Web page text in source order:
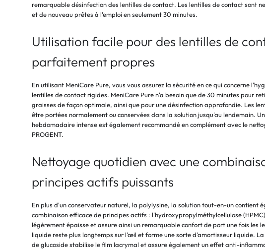
remarquable désinfection des lentilles de contact. Les lentilles de contact sont
et de nouveau prêtes à l'emploi en seulement 30 minutes.
Utilisation facile pour des lentilles de
parfaitement propres
En utilisant MeniCare Pure, vous vous assurez la sécurité en ce qui concerne
lentilles de contact rigides. MeniCare Pure n'a besoin que de 30 minutes pour
graisses de façon optimale, ainsi que pour une désinfection approfondie. Les
être portées normalement ou conservées dans la solution jusqu'au lendemain.
hebdomadaire intense est également recommandé en complément avec le
PROGENT.
Nettoyage quotidien avec une
principes actifs puissants
En plus d'un conservateur naturel, la polylysine, la solution tout-en-un contient
combinaison efficace de principes actifs : l'hydroxypropylméthylcellulose
légèrement épaisse et assure ainsi un remarquable confort de port une fois les
liquide reste plus longtemps sur l'œil et forme une sorte d'amortisseur liquide.
de glucoside stabilise le film lacrymal et assure également un effet anti-